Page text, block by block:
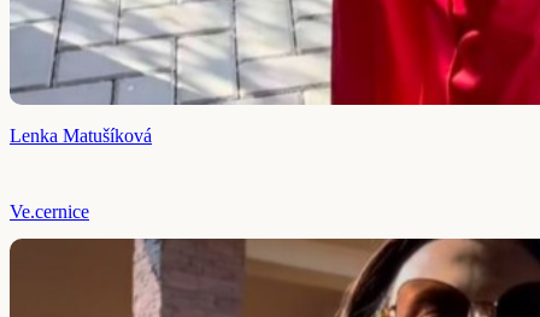
Lenka Matušíková
Ve.cernice